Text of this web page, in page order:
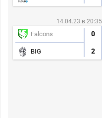
14.04.23 в 20:35
Falcons 0
BIG 2